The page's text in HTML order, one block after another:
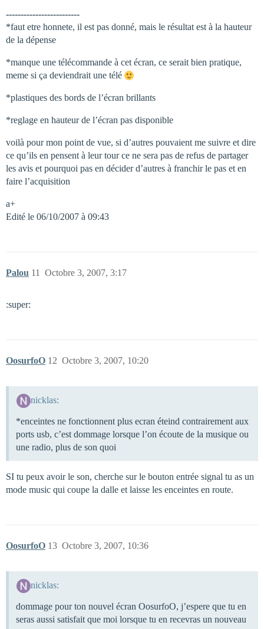
-------------------------
*faut etre honnete, il est pas donné, mais le résultat est à la hauteur
de la dépense
*manque une télécommande à cet écran, ce serait bien pratique,
meme si ça deviendrait une télé
*plastiques des bords de l’écran brillants
*reglage en hauteur de l’écran pas disponible
voilà pour mon point de vue, si d’autres pouvaient me suivre et dire
ce qu’ils en pensent à leur tour ce ne sera pas de refus de partager
les avis et pourquoi pas en décider d’autres à franchir le pas et en
faire l’acquisition
a+
Edité le 06/10/2007 à 09:43
Palou Octobre 3, 2007, 3:17
11
:super:
OosurfoO Octobre 3, 2007, 10:20
12
nicklas:
*enceintes ne fonctionnent plus ecran éteind contrairement aux
ports usb, c’est dommage lorsque l’on écoute de la musique ou
une radio, plus de son quoi
SI tu peux avoir le son, cherche sur le bouton entrée signal tu as un
mode music qui coupe la dalle et laisse les enceintes en route.
OosurfoO Octobre 3, 2007, 10:36
13
nicklas:
dommage pour ton nouvel écran OosurfoO, j’espere que tu en
seras aussi satisfait que moi lorsque tu en recevras un nouveau